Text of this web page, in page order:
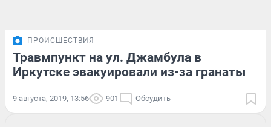
ПРОИСШЕСТВИЯ
Травмпункт на ул. Джамбула в
Иркутске эвакуировали из-за гранаты
9 августа, 2019, 13:56 901 Обсудить